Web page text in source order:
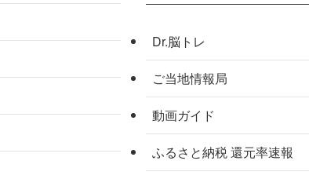
Dr.脳トレ
ご当地情報局
動画ガイド
ふるさと納税 還元率速報